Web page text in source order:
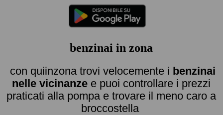
benzinai in zona
con quiinzona trovi velocemente i benzinai
nelle vicinanze e puoi controllare i prezzi
praticati alla pompa e trovare il meno caro a
broccostella